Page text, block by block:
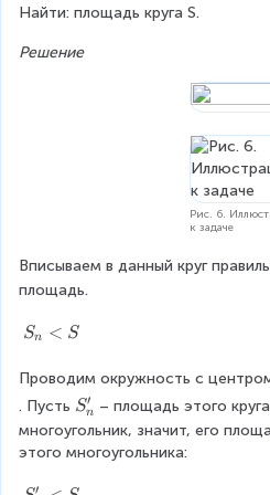
o
Найти: площадь круга S.
Решение
Рис. 6.
к задаче
Вписываем в данный круг
площадь.
S
n
<
Sn < S
Проводим окружность с
. Пусть S
'
_
Sn
′
– площадь этого
многоугольник, значит, его
этого многоугольника:
′